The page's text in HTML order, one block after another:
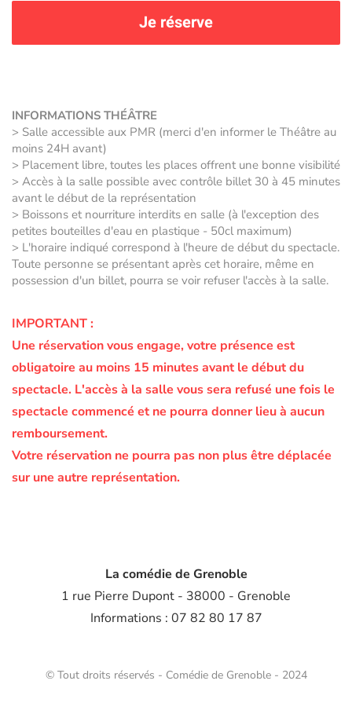
Je réserve
INFORMATIONS THÉÂTRE
> Salle accessible aux PMR (merci d'en informer le Théâtre au
moins 24H avant)
> Placement libre, toutes les places offrent une bonne visibilité
> Accès à la salle possible avec contrôle billet 30 à 45 minutes
avant le début de la représentation
> Boissons et nourriture interdits en salle (à l'exception des
petites bouteilles d'eau en plastique - 50cl maximum)
> L'horaire indiqué correspond à l'heure de début du spectacle.
Toute personne se présentant après cet horaire, même en
possession d'un billet, pourra se voir refuser l'accès à la salle.
IMPORTANT :
Une réservation vous engage, votre présence est
obligatoire au moins 15 minutes avant le début du
spectacle. L'accès à la salle vous sera refusé une fois le
spectacle commencé et ne pourra donner lieu à aucun
remboursement.
Votre réservation ne pourra pas non plus être déplacée
sur une autre représentation.
La comédie de Grenoble
1 rue Pierre Dupont - 38000 - Grenoble
Informations : 07 82 80 17 87
© Tout droits réservés - Comédie de Grenoble - 2024